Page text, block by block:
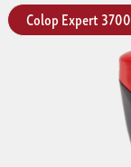
Colop Expert 3700